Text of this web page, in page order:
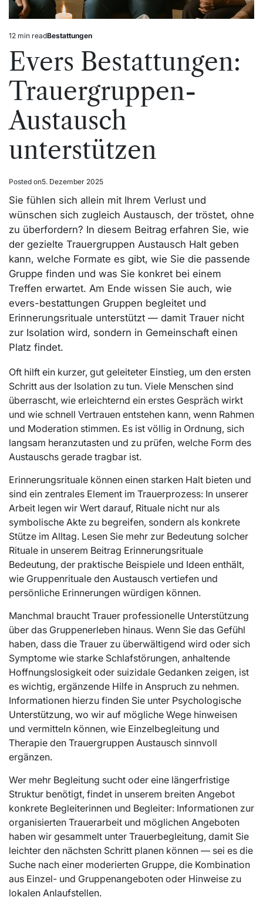
Estimated
read
time
12 min readPosted
Bestattungen
Evers Bestattungen:
Trauergruppen-
Austausch
unterstützen
Posted on5. Dezember 2025
Sie fühlen sich allein mit Ihrem Verlust und
wünschen sich zugleich Austausch, der tröstet, ohne
zu überfordern? In diesem Beitrag erfahren Sie, wie
der gezielte Trauergruppen Austausch Halt geben
kann, welche Formate es gibt, wie Sie die passende
Gruppe finden und was Sie konkret bei einem
Treffen erwartet. Am Ende wissen Sie auch, wie
evers-bestattungen Gruppen begleitet und
Erinnerungsrituale unterstützt — damit Trauer nicht
zur Isolation wird, sondern in Gemeinschaft einen
Platz findet.
Oft hilft ein kurzer, gut geleiteter Einstieg, um den ersten
Schritt aus der Isolation zu tun. Viele Menschen sind
überrascht, wie erleichternd ein erstes Gespräch wirkt
und wie schnell Vertrauen entstehen kann, wenn Rahmen
und Moderation stimmen. Es ist völlig in Ordnung, sich
langsam heranzutasten und zu prüfen, welche Form des
Austauschs gerade tragbar ist.
Erinnerungsrituale können einen starken Halt bieten und
sind ein zentrales Element im Trauerprozess: In unserer
Arbeit legen wir Wert darauf, Rituale nicht nur als
symbolische Akte zu begreifen, sondern als konkrete
Stütze im Alltag. Lesen Sie mehr zur Bedeutung solcher
Rituale in unserem Beitrag Erinnerungsrituale
Bedeutung, der praktische Beispiele und Ideen enthält,
wie Gruppenrituale den Austausch vertiefen und
persönliche Erinnerungen würdigen können.
Manchmal braucht Trauer professionelle Unterstützung
über das Gruppenerleben hinaus. Wenn Sie das Gefühl
haben, dass die Trauer zu überwältigend wird oder sich
Symptome wie starke Schlafstörungen, anhaltende
Hoffnungslosigkeit oder suizidale Gedanken zeigen, ist
es wichtig, ergänzende Hilfe in Anspruch zu nehmen.
Informationen hierzu finden Sie unter Psychologische
Unterstützung, wo wir auf mögliche Wege hinweisen
und vermitteln können, wie Einzelbegleitung und
Therapie den Trauergruppen Austausch sinnvoll
ergänzen.
Wer mehr Begleitung sucht oder eine längerfristige
Struktur benötigt, findet in unserem breiten Angebot
konkrete Begleiterinnen und Begleiter: Informationen zur
organisierten Trauerarbeit und möglichen Angeboten
haben wir gesammelt unter Trauerbegleitung, damit Sie
leichter den nächsten Schritt planen können — sei es die
Suche nach einer moderierten Gruppe, die Kombination
aus Einzel- und Gruppenangeboten oder Hinweise zu
lokalen Anlaufstellen.